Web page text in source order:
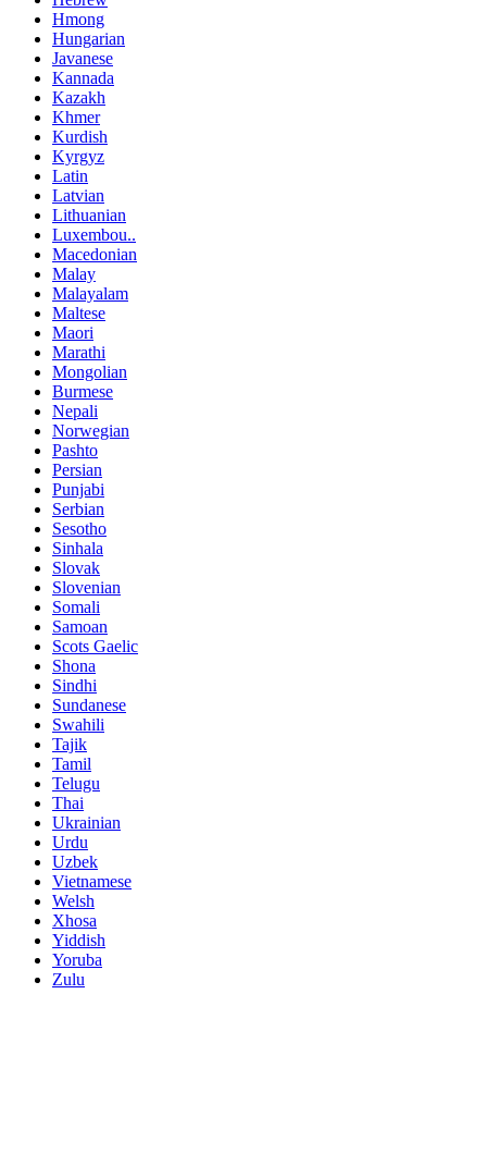
Hmong
Hungarian
Javanese
Kannada
Kazakh
Khmer
Kurdish
Kyrgyz
Latin
Latvian
Lithuanian
Luxembou..
Macedonian
Malay
Malayalam
Maltese
Maori
Marathi
Mongolian
Burmese
Nepali
Norwegian
Pashto
Persian
Punjabi
Serbian
Sesotho
Sinhala
Slovak
Slovenian
Somali
Samoan
Scots Gaelic
Shona
Sindhi
Sundanese
Swahili
Tajik
Tamil
Telugu
Thai
Ukrainian
Urdu
Uzbek
Vietnamese
Welsh
Xhosa
Yiddish
Yoruba
Zulu